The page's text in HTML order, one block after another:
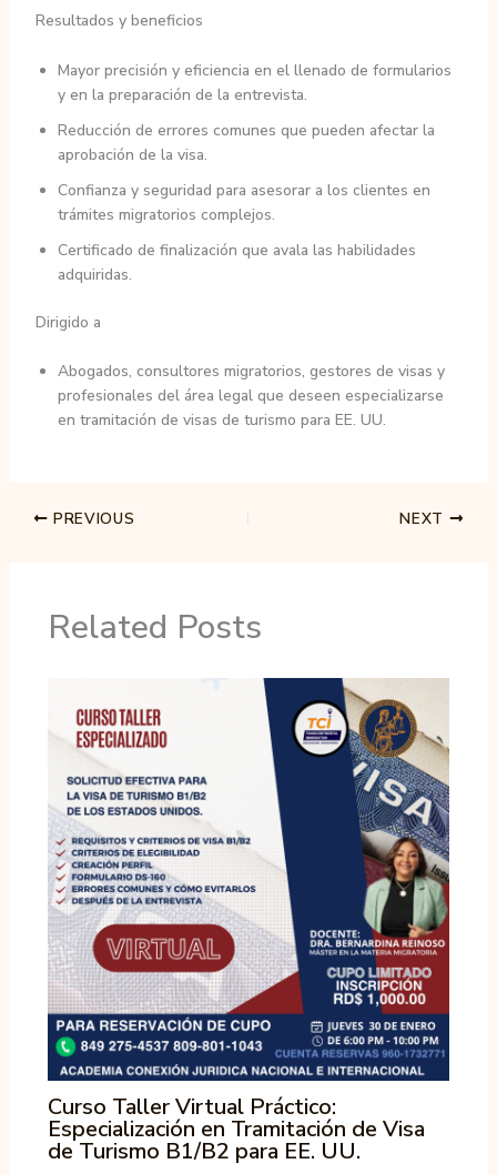
Resultados y beneficios
Mayor precisión y eficiencia en el llenado de formularios
y en la preparación de la entrevista.
Reducción de errores comunes que pueden afectar la
aprobación de la visa.
Confianza y seguridad para asesorar a los clientes en
trámites migratorios complejos.
Certificado de finalización que avala las habilidades
adquiridas.
Dirigido a
Abogados, consultores migratorios, gestores de visas y
profesionales del área legal que deseen especializarse
en tramitación de visas de turismo para EE. UU.
PREVIOUS NEXT
Related Posts
Curso Taller Virtual Práctico:
Especialización en Tramitación de Visa
de Turismo B1/B2 para EE. UU.